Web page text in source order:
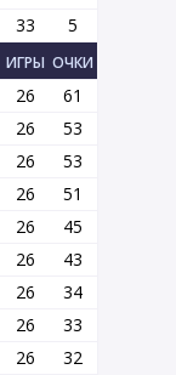
33 5
ИГРЫ ОЧКИ
26
61
26
53
26
53
26
51
26
45
26
43
26
34
26
33
26
32